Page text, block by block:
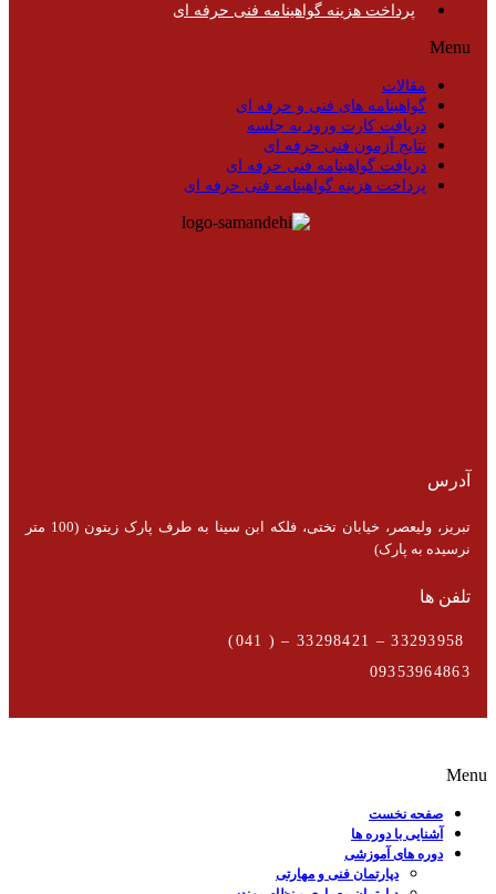
پرداخت هزینه گواهینامه فنی حرفه ای
Menu
مقالات
گواهینامه های فنی و حرفه ای
دریافت کارت ورود به جلسه
نتایج آزمون فنی حرفه ای
دریافت گواهینامه فنی حرفه ای
پرداخت هزینه گواهینامه فنی حرفه ای
آدرس
تبریز، ولیعصر، خیابان تختی، فلکه ابن سینا به طرف پارک زیتون (100 متر
نرسیده به پارک)
تلفن ها
09353964863
Menu
صفحه نخست
آشنایی با دوره ها
دوره های آموزشی
دپارتمان فنی و مهارتی